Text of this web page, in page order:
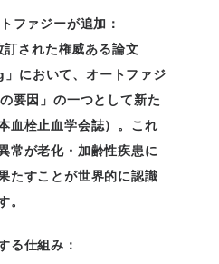
ファジーが追加：
された権威ある論文
において、オートファジ
要因」の一つとして新た
血栓止血学会誌）。これ
常が老化・加齢性疾患に
たすことが世界的に認識
。
る仕組み：